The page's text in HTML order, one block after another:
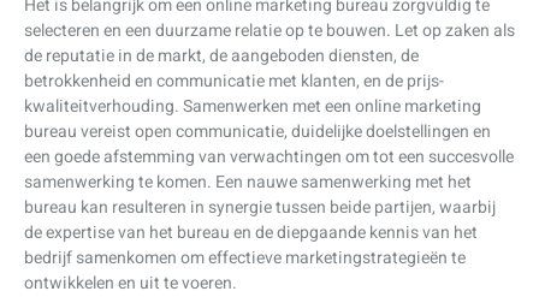
Het is belangrijk om een online marketing bureau zorgvuldig te
selecteren en een duurzame relatie op te bouwen. Let op zaken als
de reputatie in de markt, de aangeboden diensten, de
betrokkenheid en communicatie met klanten, en de prijs-
kwaliteitverhouding. Samenwerken met een online marketing
bureau vereist open communicatie, duidelijke doelstellingen en
een goede afstemming van verwachtingen om tot een succesvolle
samenwerking te komen. Een nauwe samenwerking met het
bureau kan resulteren in synergie tussen beide partijen, waarbij
de expertise van het bureau en de diepgaande kennis van het
bedrijf samenkomen om effectieve marketingstrategieën te
ontwikkelen en uit te voeren.